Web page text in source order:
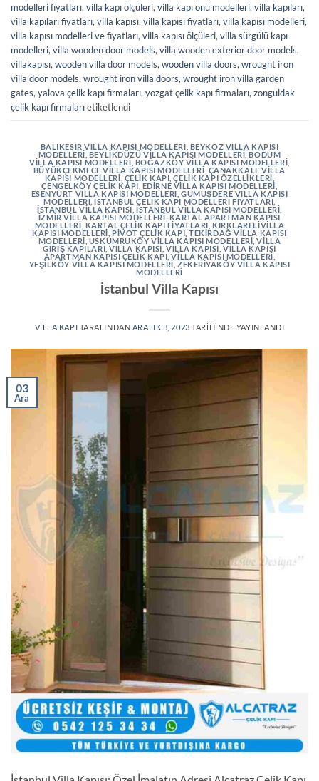
modelleri fiyatları,villa kapı ölçüleri,villa kapı önü modelleri,villa kapıları,
villa kapıları fiyatları,villa kapısı,villa kapısı fiyatları,villa kapısı modelleri,
villa kapısı modelleri ve fiyatları,villa kapısı ölçüleri,villa sürgülü kapı
modelleri,villa wooden door models,villa wooden exterior door models,
villakapısı,wooden villa door models,wooden villa doors,wrought iron
villa door models,wrought iron villa doors,wrought iron villa garden
gates,yalova çelik kapı firmaları,yozgat çelik kapı firmaları,zonguldak
çelik kapı firmalarıetiketlendi
BALIKESIR VILLA KAPISI MODELLERI BEYKOZ VILLA KAPISI
MODELLERI BEYLIKDÜZÜ VILLA KAPISI MODELLERI ,BODUM
VILLA KAPISI MODELLERI BOĞAZKÖY VILLA KAPISI MODELLERI
BÜYÜKÇEKMECE VILLA KAPISI MODELLERI ÇANAKKALE VILLA
KAPISI MODELLERI ÇELIK KAPI ,ÇELIK KAPI ÖZELLIKLERI
ÇENGELKÖY ÇELIK KAPI EDIRNE VILLA KAPISI MODELLERI
ESENYURT VILLA KAPISI MODELLERI ,GÜMÜŞDERE VILLA KAPISI
MODELLERI ,İSTANBUL ÇELIK KAPI MODELLERI FIYATLARI
İSTANBUL VILLA KAPISI İSTANBUL VILLA KAPISI MODELLERI
İZMIR VILLA KAPISI MODELLERI KARTAL APARTMAN KAPISI
MODELLERI KARTAL ÇELIK KAPI FIYATLARI KIRKLARELIVILLA
KAPISI MODELLERI PIVOT ÇELIK KAPI ,TEKIRDAĞ VILLA KAPISI
MODELLERI USKUMRUKÖY VILLA KAPISI MODELLERI ,VILLA
GIRIŞ KAPILARI ,VILLA KAPISI ,VILLA KAPISI VILLA KAPISI
APARTMAN KAPISI ÇELIK KAPI ,VILLA KAPISI MODELLERI
YEŞILKÖY VILLA KAPISI MODELLERI ,ZEKERIYAKÖY VILLA KAPISI
MODELLERI
İstanbul Villa Kapısı
VILLA KAPI TARAFINDAN ARALIK 3, 2023 TARIHINDE YAYINLANDI
03
Ara